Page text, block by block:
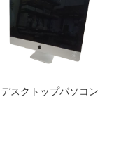
デスクトップパソコン